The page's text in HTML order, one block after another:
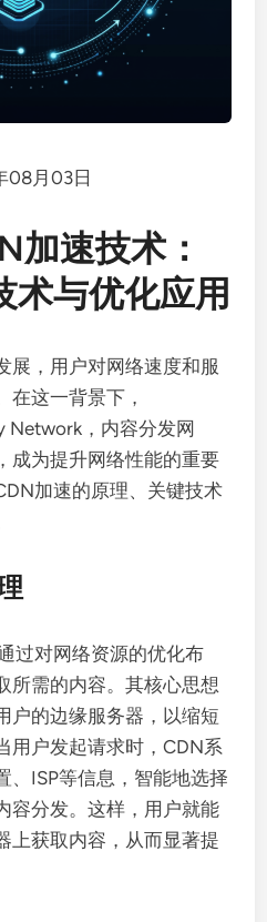
08月03日
加速技术：
术与优化应用
展，用户对网络速度和服
在这一背景下，
Network，内容分发网
成为提升网络性能的重要
加速的原理、关键技术
过对网络资源的优化布
所需的内容。其核心思想
户的边缘服务器，以缩短
用户发起请求时，CDN系
、ISP等信息，智能地选择
容分发。这样，用户就能
上获取内容，从而显著提